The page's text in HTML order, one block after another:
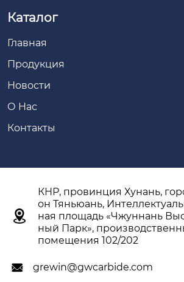
Каталог
Главная
Продукция
Новости
О Hас
Контакты

КНР, провинция Хунань,
он Тяньюань,
ная площадь «Чжуннань
ный Парк»,
помещения 102/202
 grewin@gwcarbide.com